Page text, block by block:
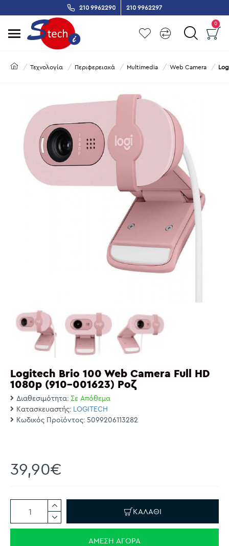
210 9962290 210 9962297
0
Τεχνολογία Περιφερειακά Multimedia Web Camera
Logitech Brio 100 Web Camera Full HD
1080p (910-001623) Ροζ
Διαθεσιμότητα: Σε Απόθεμα
Κατασκευαστής: LOGITECH
Κωδικός Προϊόντος: 5099206113282
39,90€
ΚΑΛΆΘΙ
ΆΜΕΣΗ ΑΓΟΡΆ